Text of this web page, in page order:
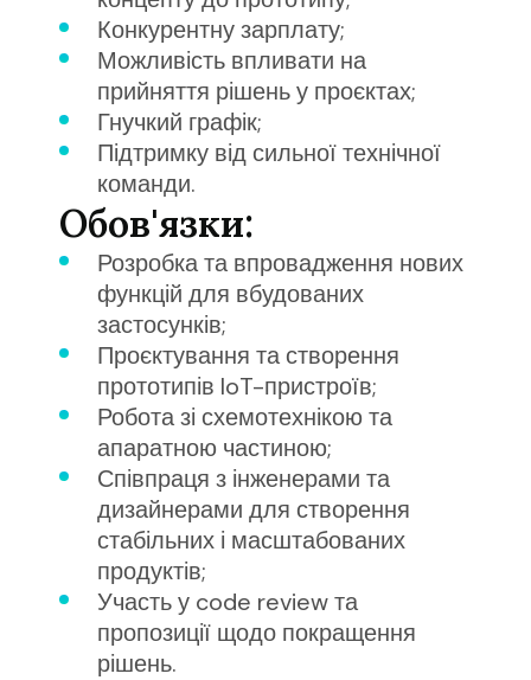
Конкурентну зарплату;
Можливість впливати на
прийняття рішень у проєктах;
Гнучкий графік;
Підтримку від сильної технічної
команди.
Обов'язки:
Розробка та впровадження нових
функцій для вбудованих
застосунків;
Проєктування та створення
прототипів IoT-пристроїв;
Робота зі схемотехнікою та
апаратною частиною;
Співпраця з інженерами та
дизайнерами для створення
стабільних і масштабованих
продуктів;
Участь у code review та
пропозиції щодо покращення
рішень.